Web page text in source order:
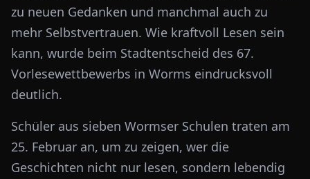
zu neuen Gedanken und manchmal auch zu
mehr Selbstvertrauen. Wie kraftvoll Lesen sein
kann, wurde beim Stadtentscheid des 67.
Vorlesewettbewerbs in Worms eindrucksvoll
deutlich.
Schüler aus sieben Wormser Schulen traten am
25. Februar an, um zu zeigen, wer die
Geschichten nicht nur lesen, sondern lebendig